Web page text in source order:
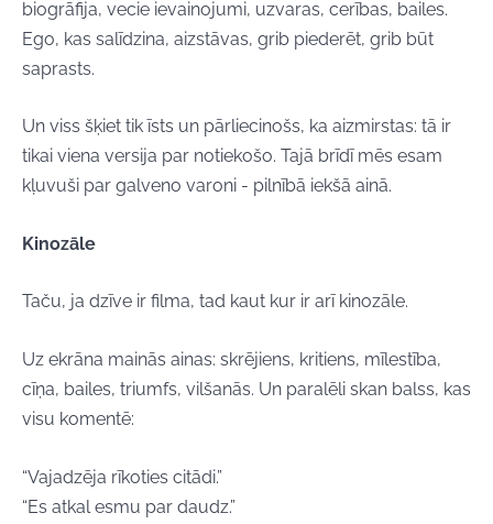
biogrāfija, vecie ievainojumi, uzvaras, cerības, bailes.
Ego, kas salīdzina, aizstāvas, grib piederēt, grib būt
saprasts.
Un viss šķiet tik īsts un pārliecinošs, ka aizmirstas: tā ir
tikai viena versija par notiekošo. Tajā brīdī mēs esam
kļuvuši par galveno varoni - pilnībā iekšā ainā.
Kinozāle
Taču, ja dzīve ir filma, tad kaut kur ir arī kinozāle.
Uz ekrāna mainās ainas: skrējiens, kritiens, mīlestība,
cīņa, bailes, triumfs, vilšanās. Un paralēli skan balss, kas
visu komentē:
“Vajadzēja rīkoties citādi.”
“Es atkal esmu par daudz.”